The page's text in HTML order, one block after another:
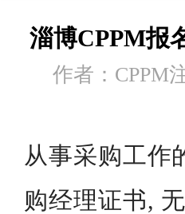
淄博CPPM报
作者：CPPM
从事采购工作
购经理证书,